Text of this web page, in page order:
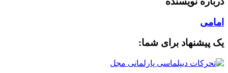
امامی
یک پیشنهاد برای شما: